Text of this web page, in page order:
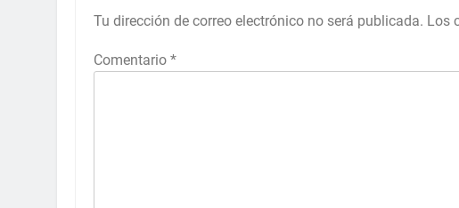
Tu dirección de correo electrónico no será publicada. Los
Comentario *